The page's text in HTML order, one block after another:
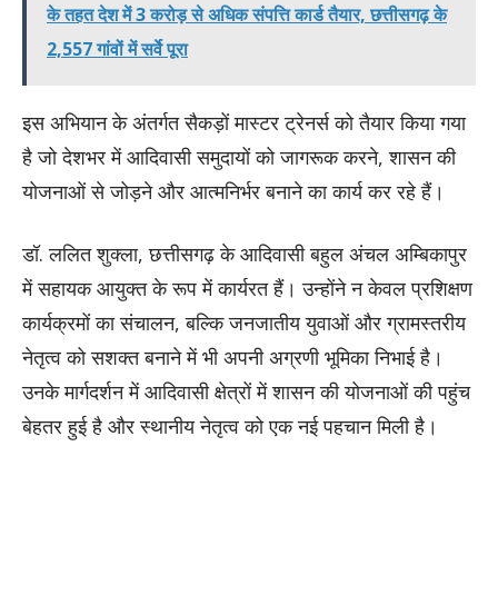
के तहत देश में 3 करोड़ से अधिक संपत्ति कार्ड तैयार, छत्तीसगढ़ के
2,557 गांवों में सर्वे पूरा
इस अभियान के अंतर्गत सैकड़ों मास्टर ट्रेनर्स को तैयार किया गया
है जो देशभर में आदिवासी समुदायों को जागरूक करने, शासन की
योजनाओं से जोड़ने और आत्मनिर्भर बनाने का कार्य कर रहे हैं।
डॉ. ललित शुक्ला, छत्तीसगढ़ के आदिवासी बहुल अंचल अम्बिकापुर
में सहायक आयुक्त के रूप में कार्यरत हैं। उन्होंने न केवल प्रशिक्षण
कार्यक्रमों का संचालन, बल्कि जनजातीय युवाओं और ग्रामस्तरीय
नेतृत्व को सशक्त बनाने में भी अपनी अग्रणी भूमिका निभाई है।
उनके मार्गदर्शन में आदिवासी क्षेत्रों में शासन की योजनाओं की पहुंच
बेहतर हुई है और स्थानीय नेतृत्व को एक नई पहचान मिली है।